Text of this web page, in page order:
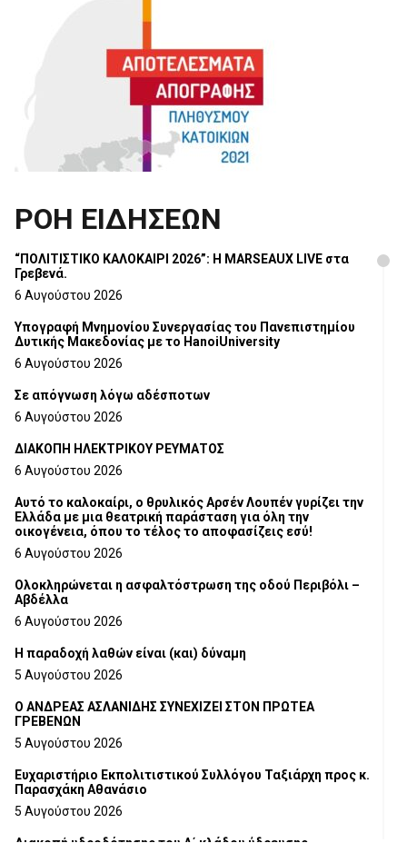
ΡΟΗ ΕΙΔΗΣΕΩΝ
“ΠΟΛΙΤΙΣΤΙΚΟ ΚΑΛΟΚΑΙΡΙ 2026”: Η MARSEAUX LIVE στα
Γρεβενά.
6 Αυγούστου 2026
Υπογραφή Μνημονίου Συνεργασίας του Πανεπιστημίου
Δυτικής Μακεδονίας με το HanoiUniversity
6 Αυγούστου 2026
Σε απόγνωση λόγω αδέσποτων
6 Αυγούστου 2026
ΔΙΑΚΟΠΗ ΗΛΕΚΤΡΙΚΟΥ ΡΕΥΜΑΤΟΣ
6 Αυγούστου 2026
Αυτό το καλοκαίρι, ο θρυλικός Αρσέν Λουπέν γυρίζει την
Ελλάδα με μια θεατρική παράσταση για όλη την
οικογένεια, όπου το τέλος το αποφασίζεις εσύ!
6 Αυγούστου 2026
Ολοκληρώνεται η ασφαλτόστρωση της οδού Περιβόλι –
Αβδέλλα
6 Αυγούστου 2026
H παραδοχή λαθών είναι (και) δύναμη
5 Αυγούστου 2026
Ο ΑΝΔΡΕΑΣ ΑΣΛΑΝΙΔΗΣ ΣΥΝΕΧΙΖΕΙ ΣΤΟΝ ΠΡΩΤΕΑ
ΓΡΕΒΕΝΩΝ
5 Αυγούστου 2026
Ευχαριστήριο Εκπολιτιστικού Συλλόγου Ταξιάρχη προς κ.
Παρασχάκη Αθανάσιο
5 Αυγούστου 2026
Διακοπή υδροδότησης του Α΄ κλάδου ύδρευσης